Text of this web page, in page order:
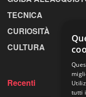
TECNICA
CURIOSITÀ
CULTURA
Recenti
tutti